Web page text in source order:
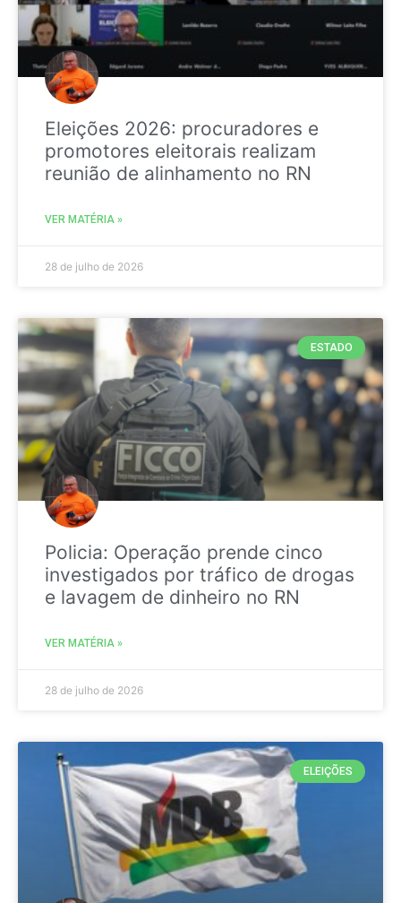
Eleições 2026: procuradores e
promotores eleitorais realizam
reunião de alinhamento no RN
VER MATÉRIA »
28 de julho de 2026
ESTADO
Policia: Operação prende cinco
investigados por tráfico de drogas
e lavagem de dinheiro no RN
VER MATÉRIA »
28 de julho de 2026
ELEIÇÕES